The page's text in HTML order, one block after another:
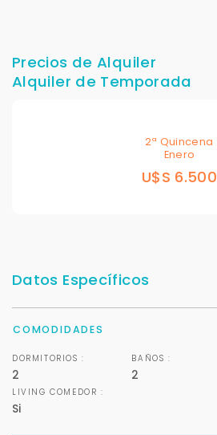
Precios de Alquiler
Alquiler de Temporada
2ª Quincena
Enero
U$S 6.500
Datos Específicos
COMODIDADES
DORMITORIOS :
2
BAÑOS :
2
LIVING COMEDOR :
Si